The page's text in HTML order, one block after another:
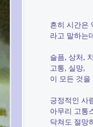
흔히 시간은
라고 말하는
슬픔, 상처,
고통, 실망,
이 모든 것을
긍정적인 사
아무리 고통
닥쳐도 절망